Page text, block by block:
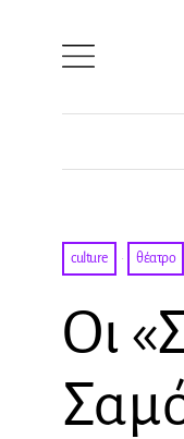
culture · θέατρο
Οι